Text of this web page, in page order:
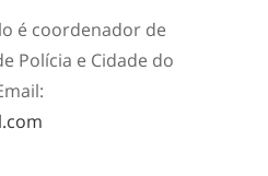
é coordenador de
Polícia e Cidade do